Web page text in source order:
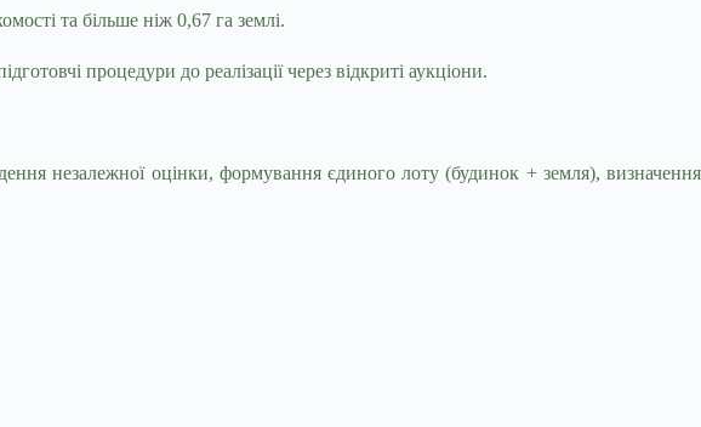
та більше ніж 0,67 га землі.
процедури до реалізації через відкриті аукціони.
незалежної оцінки, формування єдиного лоту (будинок + земля), визначення